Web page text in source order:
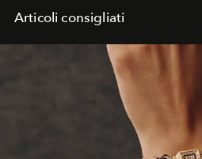
Articoli consigliati